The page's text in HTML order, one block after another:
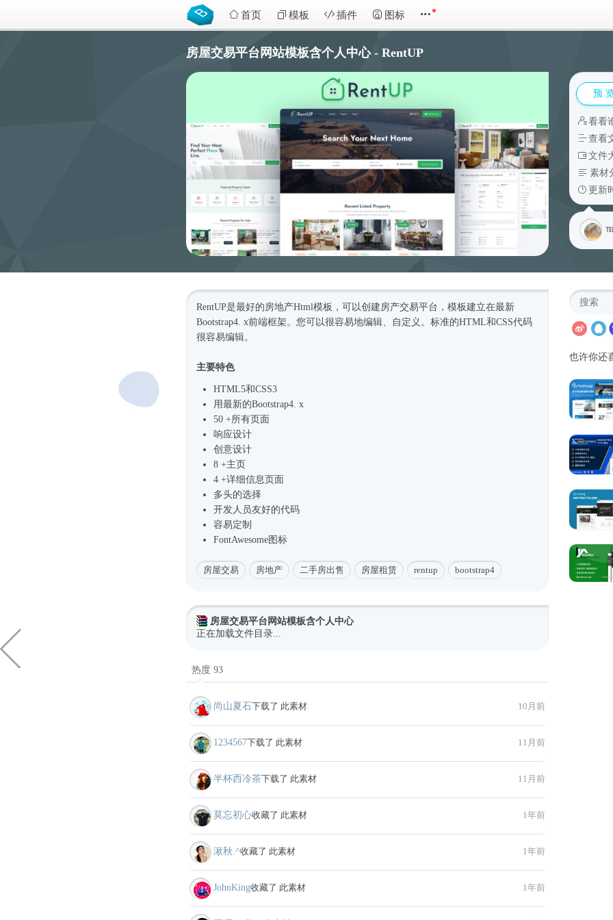
首页 模板 插件 图标
房屋交易平台网站模板含个人中心 - RentUP
预
看看
查看
文件
素材
更新
RentUP是最好的房地产Html模板 ，可以创建房产交易平台，模板建立在最新
Bootstrap4. x前端框架。您可以很容易地编辑、自定义。标准的HTML和CSS代码
很容易编辑。
主要特色
HTML5和CSS3
用最新的Bootstrap4. x
50 +所有页面
响应设计
创意设计
8 +主页
4 +详细信息页面
多头的选择
开发人员友好的代码
容易定制
FontAwesome图标
房屋交易 房地产 二手房出售 房屋租赁 rentup bootstrap4
房屋交易平台网站模板含个人中心
正在加载文件目录...
热度 93
尚山夏石下载了 此素材 10月前
1234567下载了 此素材 11月前
半杯西冷茶下载了 此素材 11月前
莫忘初心收藏了 此素材 1年前
湫秋.^收藏了 此素材 1年前
JohnKing收藏了 此素材 1年前
也许你还